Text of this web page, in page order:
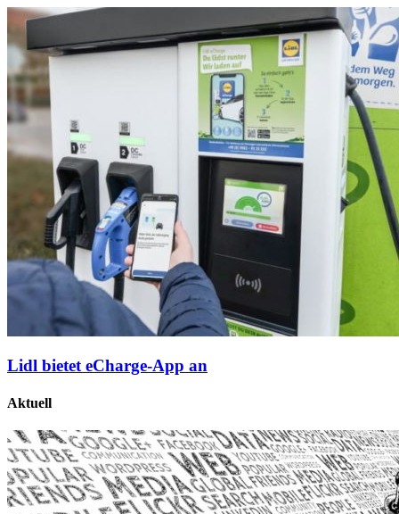
Lidl bietet eCharge-App an
Aktuell